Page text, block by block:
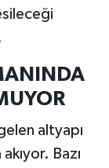
altyapı
Bazı